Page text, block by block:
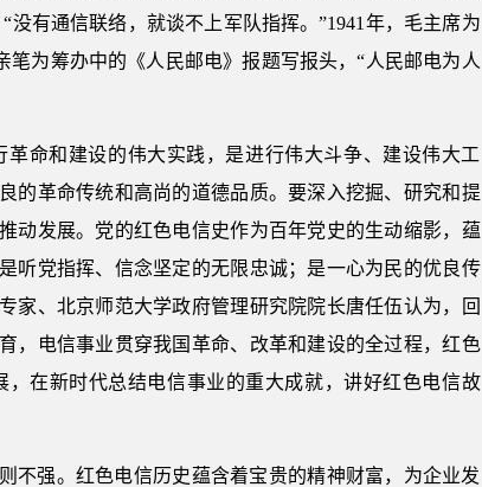
有通信联络，就谈不上军队指挥。”1941年，毛主席为
笔为筹办中的《人民邮电》报题写报头，“人民邮电为人
命和建设的伟大实践，是进行伟大斗争、建设伟大工
的革命传统和高尚的道德品质。要深入挖掘、研究和提
动发展。党的红色电信史作为百年党史的生动缩影，蕴
听党指挥、信念坚定的无限忠诚；是一心为民的优良传
家、北京师范大学政府管理研究院院长唐任伍认为，回
，电信事业贯穿我国革命、改革和建设的全过程，红色
在新时代总结电信事业的重大成就，讲好红色电信故
不强。红色电信历史蕴含着宝贵的精神财富，为企业发